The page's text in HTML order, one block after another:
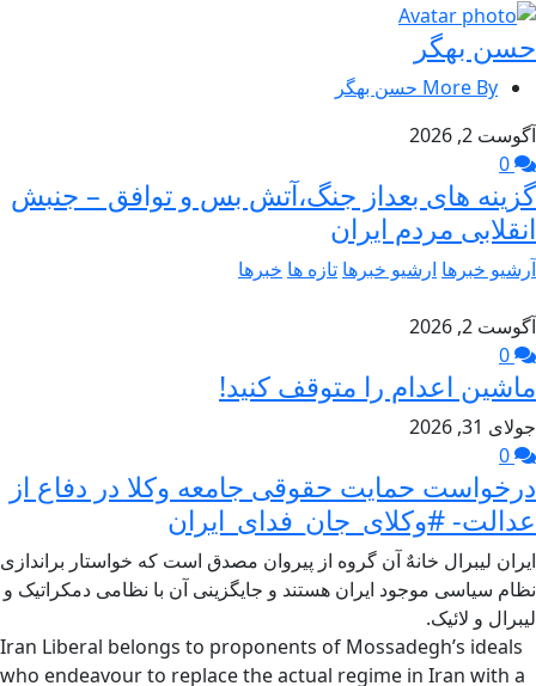
حسن بهگر
More By حسن بهگر
آگوست 2, 2026
گزینه های بعداز جنگ،آتش بس و توافق – جنبش
انقلابی مردم ایران
آرشیو خبرها ارشیو خبرها تازه ها خبرها
آگوست 2, 2026
ماشین اعدام را متوقف کنید!
جولای 31, 2026
درخواست حمایت حقوقی جامعه وکلا در دفاع از
عدالت- #وکلای_جان_فدای_ایران
ایران لیبرال خانهٌ آن گروه از پیروان مصدق است که خواستار براندازی
نظام سیاسی موجود ایران هستند و جایگزینی آن با نظامی دمکراتیک و
لیبرال و لائیک.
Iran Liberal belongs to proponents of Mossadegh’s ideals
who endeavour to replace the actual regime in Iran with a